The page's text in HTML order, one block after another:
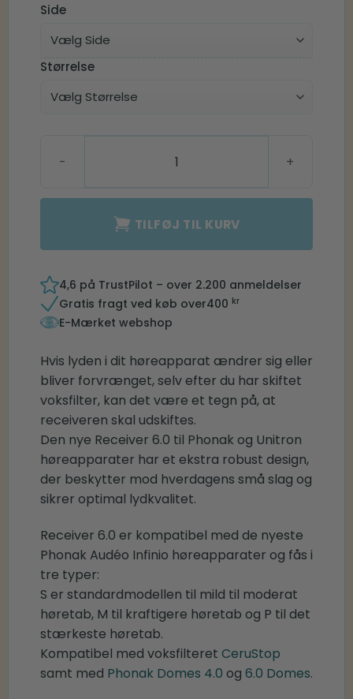
Side
Størrelse
TILFØJ TIL KURV
4,6 på TrustPilot – over 2.200 anmeldelser
Gratis fragt ved køb over400 kr
E-Mærket webshop
Hvis lyden i dit høreapparat ændrer sig eller
bliver forvrænget, selv efter du har skiftet
voksfilter, kan det være et tegn på, at
receiveren skal udskiftes.
Den nye Receiver 6.0 til Phonak og Unitron
høreapparater har et ekstra robust design,
der beskytter mod hverdagens små slag og
sikrer optimal lydkvalitet.
Receiver 6.0 er kompatibel med de nyeste
Phonak Audéo Infinio høreapparater og fås i
tre typer:
S er standardmodellen til mild til moderat
høretab, M til kraftigere høretab og P til det
stærkeste høretab.
Kompatibel med voksfilteret CeruStop
samt med Phonak Domes 4.0 og 6.0 Domes.